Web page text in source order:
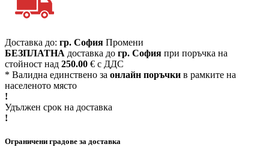
Доставка до: гр. София Промени
БЕЗПЛАТНА доставка до гр. София при поръчка на
стойност над 250.00 € с ДДС
* Валидна единствено за онлайн поръчки в рамките на
населеното място
!
Удължен срок на доставка
!
Ограничени градове за доставка